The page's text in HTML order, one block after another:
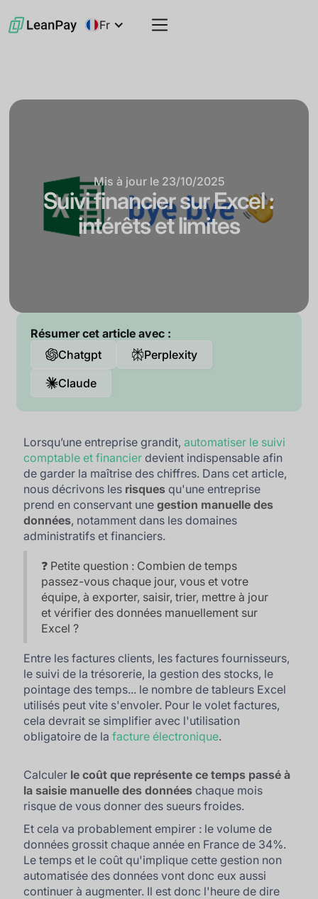
Fr
Mis à jour le 23/10/2025
Suivi financier sur Excel :
intérêts et limites
Résumer cet article avec :
Chatgpt
Perplexity
Claude
Lorsqu’une entreprise grandit,automatiser le suivi
comptable et financier devient indispensable afin
de garder la maîtrise des chiffres. Dans cet article,
nous décrivons les risques qu'une entreprise
prend en conservant une gestion manuelle des
données, notamment dans les domaines
administratifs et financiers.
❓ Petite question : Combien de temps
passez-vous chaque jour, vous et votre
équipe, à exporter, saisir, trier, mettre à jour
et vérifier des données manuellement sur
Excel ?
Entre les factures clients, les factures fournisseurs,
le suivi de la trésorerie, la gestion des stocks, le
pointage des temps... le nombre de tableurs Excel
utilisés peut vite s'envoler. Pour le volet factures,
cela devrait se simplifier avec l'utilisation
obligatoire de lafacture électronique.
Calculer le coût que représente ce temps passé à
la saisie manuelle des données chaque mois
risque de vous donner des sueurs froides.
Et cela va probablement empirer : le volume de
données grossit chaque année en France de 34%.
Le temps et le coût qu'implique cette gestion non
automatisée des données vont donc eux aussi
continuer à augmenter. Il est donc l'heure de dire